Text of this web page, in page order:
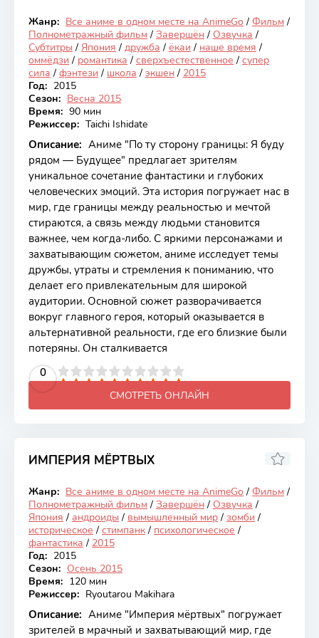
Закончен
Жанр: Все аниме в одном месте на AnimeGo / Фильм /
Полнометражный фильм / Завершён / Озвучка /
Субтитры / Япония / дружба / ёкаи / наше время /
оммёдзи / романтика / сверхъестественное / супер
сила / фэнтези / школа / экшен / 2015
Год: 2015
Сезон: Весна 2015
Время: 90 мин
Режиссер: Taichi Ishidate
Описание: Аниме "По ту сторону границы: Я буду
рядом — Будущее" предлагает зрителям
уникальное сочетание фантастики и глубоких
человеческих эмоций. Эта история погружает нас в
мир, где границы между реальностью и мечтой
стираются, а связь между людьми становится
важнее, чем когда-либо. С яркими персонажами и
захватывающим сюжетом, аниме исследует темы
дружбы, утраты и стремления к пониманию, что
делает его привлекательным для широкой
аудитории. Основной сюжет разворачивается
вокруг главного героя, который оказывается в
альтернативной реальности, где его близкие были
потеряны. Он сталкивается
0
4 5 6 7 8 9 10
СМОТРЕТЬ ОНЛАЙН
ИМПЕРИЯ МЁРТВЫХ
Закончен
6.84
Жанр: Все аниме в одном месте на AnimeGo / Фильм /
Полнометражный фильм / Завершён / Озвучка /
Япония / андроиды / вымышленный мир / зомби /
историческое / стимпанк / психологическое /
фантастика / 2015
Год: 2015
Сезон: Осень 2015
Время: 120 мин
Режиссер: Ryoutarou Makihara
Описание: Аниме "Империя мёртвых" погружает
зрителей в мрачный и захватывающий мир, где